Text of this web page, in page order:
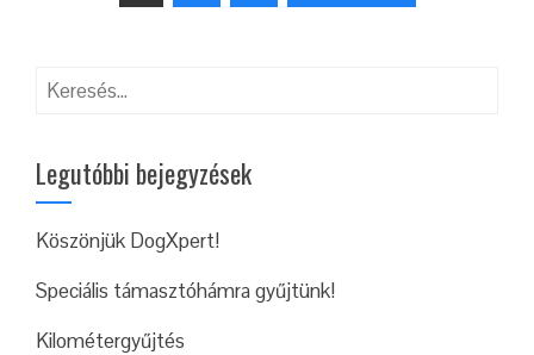
Legutóbbi bejegyzések
Köszönjük DogXpert!
Speciális támasztóhámra gyűjtünk!
Kilométergyűjtés